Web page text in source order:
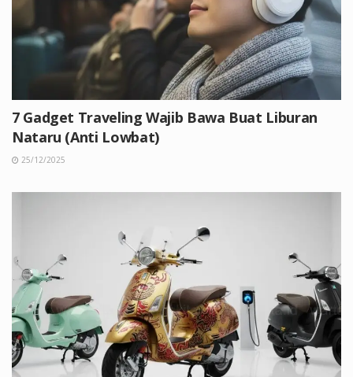
7 Gadget Traveling Wajib Bawa Buat Liburan
Nataru (Anti Lowbat)
25/12/2025